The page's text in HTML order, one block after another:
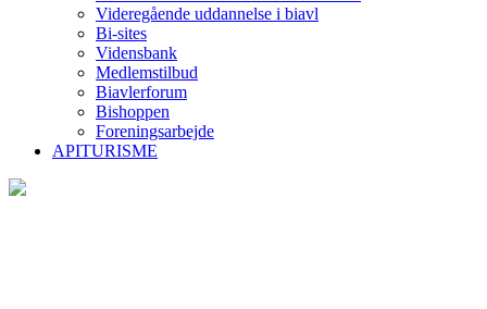
Videregående uddannelse i biavl
Bi-sites
Vidensbank
Medlemstilbud
Biavlerforum
Bishoppen
Foreningsarbejde
APITURISME